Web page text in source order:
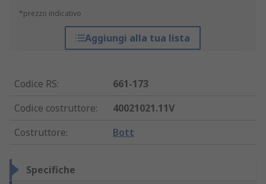
*prezzo indicativo
Aggiungi alla tua lista
Codice RS:
661-173
Codice costruttore:
40021021.11V
Costruttore: Bott
Specifiche